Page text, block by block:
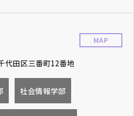
田区三番町12番地
MAP
社会情報学部